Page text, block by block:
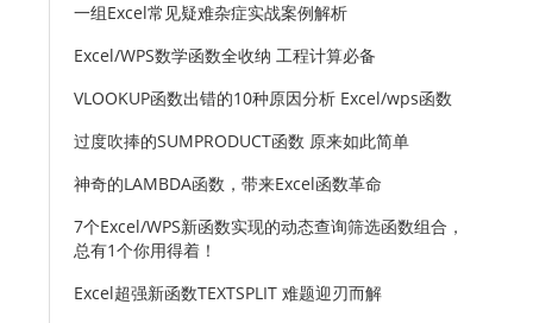
一组Excel常见疑难杂症实战案例解析
Excel/WPS数学函数全收纳 工程计算必备
VLOOKUP函数出错的10种原因分析 Excel/wps函数
过度吹捧的SUMPRODUCT函数 原来如此简单
神奇的LAMBDA函数，带来Excel函数革命
7个Excel/WPS新函数实现的动态查询筛选函数组合，
总有1个你用得着！
Excel超强新函数TEXTSPLIT 难题迎刃而解